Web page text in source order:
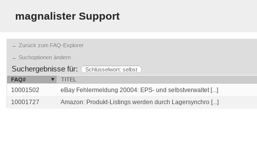
magnalister Support
← Zurück zum FAQ-Explorer
← Suchoptionen ändern
Suchergebnisse für:
Schlüsselwort: selbst
FAQ#
TITEL
10001502 eBay Fehlermeldung 20004: EPS- und selbstverwaltet [...]
10001727
Amazon: Produkt-Listings werden durch Lagersynchro [...]